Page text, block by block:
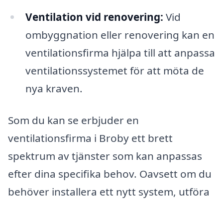
Ventilation vid renovering: Vid
ombyggnation eller renovering kan en
ventilationsfirma hjälpa till att anpassa
ventilationssystemet för att möta de
nya kraven.
Som du kan se erbjuder en
ventilationsfirma i Broby ett brett
spektrum av tjänster som kan anpassas
efter dina specifika behov. Oavsett om du
behöver installera ett nytt system, utföra